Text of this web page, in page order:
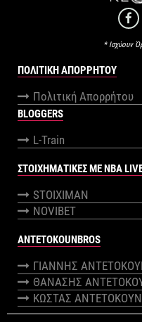
* Ισχύουν
ΠΟΛΙΤΙΚΉ ΑΠΟΡΡΉΤΟΥ
Πολιτική Απορρήτου
BLOGGERS
L-Train
ΣΤΟΙΧΗΜΑΤΙΚΕΣ ΜΕ NBA
STOIXIMAN
NOVIBET
ANTETOKOUNBROS
ΓΙΑΝΝΗΣ
ΘΑΝΑΣΗΣ
ΚΩΣΤΑΣ